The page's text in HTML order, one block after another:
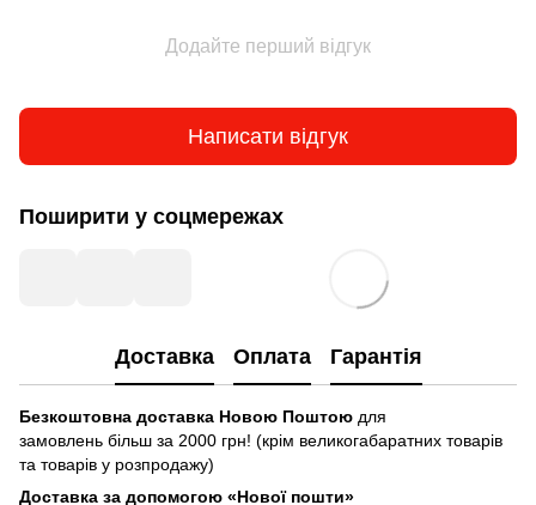
Додайте перший відгук
Написати відгук
Поширити у соцмережах
Доставка Оплата Гарантія
Безкоштовна доставка Новою Поштою для
замовлень більш за 2000 грн! (крім великогабаратних товарів
та товарів у розпродажу)
Доставка за допомогою «Нової пошти»